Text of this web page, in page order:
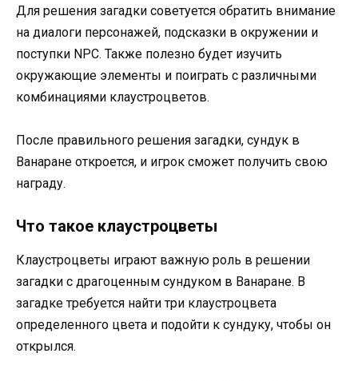
Для решения загадки советуется обратить внимание
на диалоги персонажей, подсказки в окружении и
поступки NPC. Также полезно будет изучить
окружающие элементы и поиграть с различными
комбинациями клаустроцветов.
После правильного решения загадки, сундук в
Ванаране откроется, и игрок сможет получить свою
награду.
Что такое клаустроцветы
Клаустроцветы играют важную роль в решении
загадки с драгоценным сундуком в Ванаране. В
загадке требуется найти три клаустроцвета
определенного цвета и подойти к сундуку, чтобы он
открылся.